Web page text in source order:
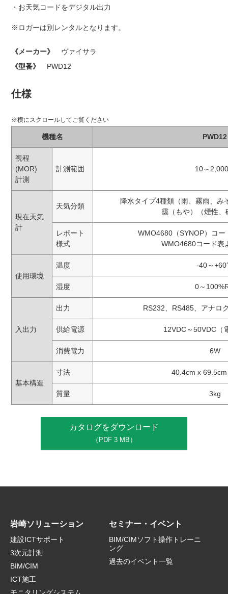
・お天気コードをデジタル出力
※ロガーは別レンタルとなります。
《メーカー》
ヴァイサラ
《型番》
PWD12
仕様
機種名 PWD12
視程
(MOR)
計測
計測範囲 10～
現在天気
計
天気分類
降水タイプ4種類（雨、霧雨、み
靄（もや）（煙性、
レポート
様式
WMO4680（SYNOP）コ
WMO4680コード表
使用環境
温度 -40～
湿度 0～
入出力
出力 RS232、RS485、アナロ
供給電源 12VDC～50VDC（
消費電力 6W
基本構造
寸法 40.4cm x
質量 3kg
カタログをダウンロード
（PDF 3 MB）
岩崎ソリューション
建設ICTサポート
3次元計測
BIM/CIM
ICT施工
セミナー・イベント
BIM/CIMソフト操作トレーニ
ング
過去のイベント一覧